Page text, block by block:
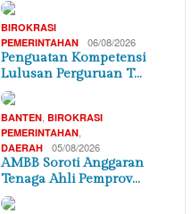
BIROKRASI
PEMERINTAHAN
06/08/2026
Penguatan Kompetensi
Lulusan Perguruan T…
BANTEN BIROKRASI
PEMERINTAHAN
DAERAH 05/08/2026
AMBB Soroti Anggaran
Tenaga Ahli Pemprov…